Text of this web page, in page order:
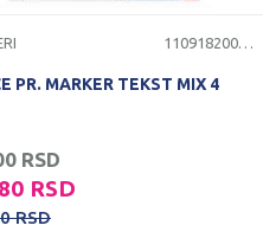
1109182000096
PR. MARKER TEKST MIX 4
RSD
RSD
RSD